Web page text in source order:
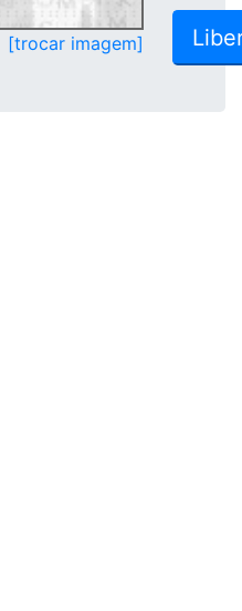
[trocar imagem]